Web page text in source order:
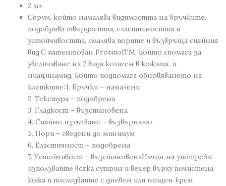
/
0.49 лв..
2 мл
Серум, който намалява видимостта на бръчките,
подобрява твърдостта, еластичността и
устойчивостта, смалява порите и възвръща сияйния
вид.С патентован ProtinolTM, който спомага за
увеличаване на 2 вида колаген в кожата, и
ниацинамид, който подпомага обновяването на
клетките:1. Бръчки – намалени
2. Текстура – подобрена
3. Гладкост – възстановена
4. Сияйно излъчване – възвърнато
5. Пори – сведени до минимум
6. Еластичност – подобрена
7. Устойчивост – възстановенаНачин на употреба:
използвайте всяка сутрин и вечер върху почистена
кожа и последвайте с дневен или нощен крем